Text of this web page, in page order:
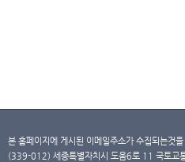
본 홈페이지에 게시된 이메일주소가 수집되는것
(339-012) 세종특별자치시 도움6로 11 국토